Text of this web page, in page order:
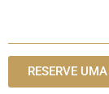
RESERVE